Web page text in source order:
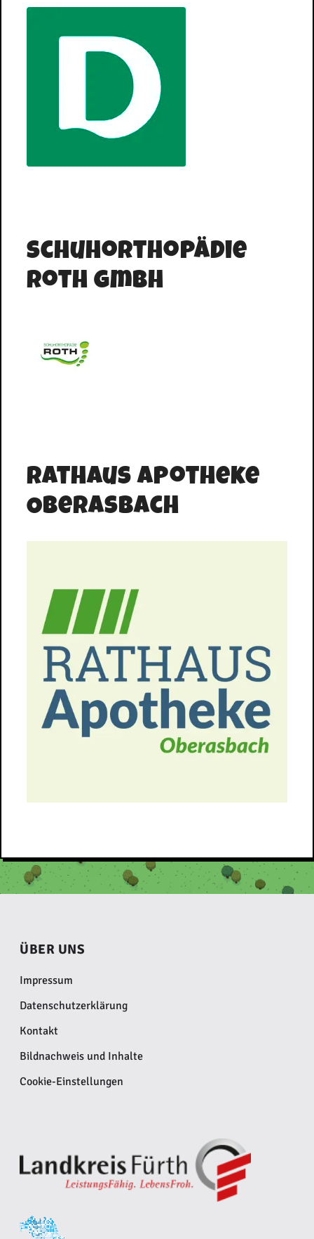
Schuhorthopädie
Roth GmbH
Rathaus Apotheke
Oberasbach
ÜBER UNS
Impressum
Datenschutzerklärung
Kontakt
Bildnachweis und Inhalte
Cookie-Einstellungen